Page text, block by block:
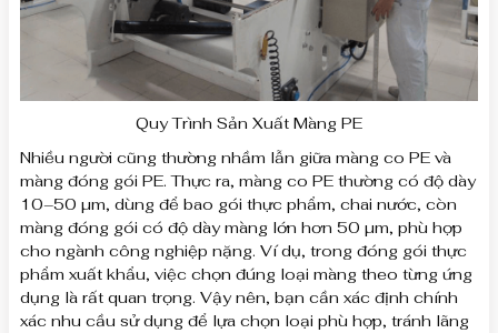
Quy Trình Sản Xuất Màng PE
Nhiều người cũng thường nhầm lẫn giữa màng co PE và
màng đóng gói PE. Thực ra, màng co PE thường có độ dày
10–50 µm, dùng để bao gói thực phẩm, chai nước, còn
màng đóng gói có độ dày màng lớn hơn 50 µm, phù hợp
cho ngành công nghiệp nặng. Ví dụ, trong đóng gói thực
phẩm xuất khẩu, việc chọn đúng loại màng theo từng ứng
dụng là rất quan trọng. Vậy nên, bạn cần xác định chính
xác nhu cầu sử dụng để lựa chọn loại phù hợp, tránh lãng